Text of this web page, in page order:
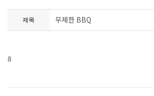
제목 무제한 BBQ
8